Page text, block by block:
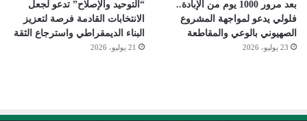
بعد مرور 1000 يوم من الإبادة..
فلولي يدعو لمواجهة المشروع
الصهيوني بالوعي والمقاطعة
23 يوليو، 2026
“التوحيد والإصلاح” تدعو لجعل
الانتخابات القادمة فرصة لتعزيز
البناء الديمقراطي واسترجاع الثقة
21 يوليو، 2026